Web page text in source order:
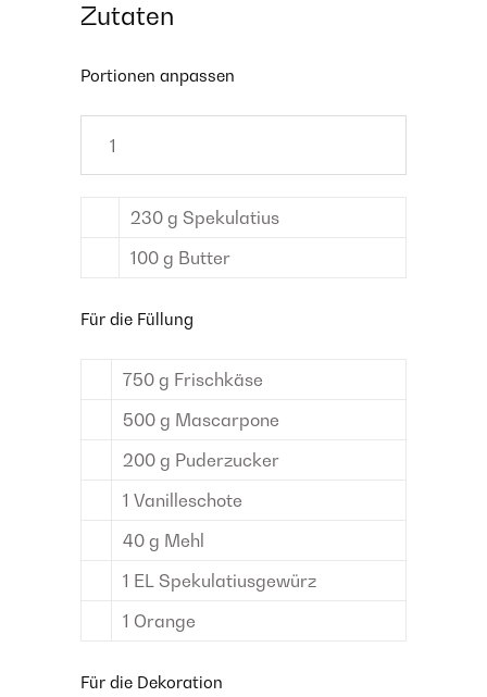
Zutaten
Portionen anpassen
230 g Spekulatius
100 g Butter
Für die Füllung
750 g Frischkäse
500 g Mascarpone
200 g Puderzucker
1 Vanilleschote
40 g Mehl
1 EL Spekulatiusgewürz
1 Orange
Für die Dekoration